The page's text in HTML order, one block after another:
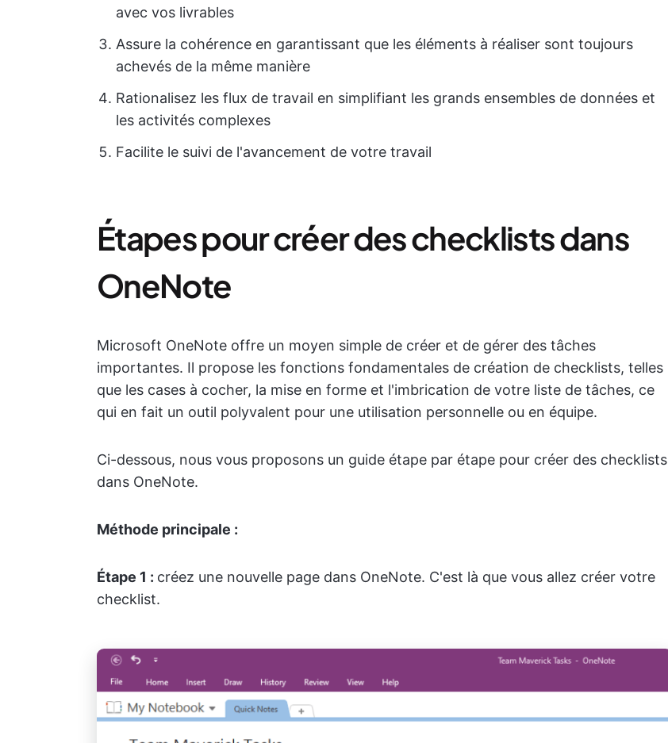
avec vos livrables
Assure la cohérence en garantissant que les éléments à réaliser sont toujours
achevés de la même manière
Rationalisez les flux de travail en simplifiant les grands ensembles de données et
les activités complexes
Facilite le suivi de l'avancement de votre travail
Étapes pour créer des checklists dans
OneNote
Microsoft OneNote offre un moyen simple de créer et de gérer des tâches
importantes. Il propose les fonctions fondamentales de création de checklists, telles
que les cases à cocher, la mise en forme et l'imbrication de votre liste de tâches, ce
qui en fait un outil polyvalent pour une utilisation personnelle ou en équipe.
Ci-dessous, nous vous proposons un guide étape par étape pour créer des checklists
dans OneNote.
Méthode principale :
Étape 1 : créez une nouvelle page dans OneNote. C'est là que vous allez créer votre
checklist.